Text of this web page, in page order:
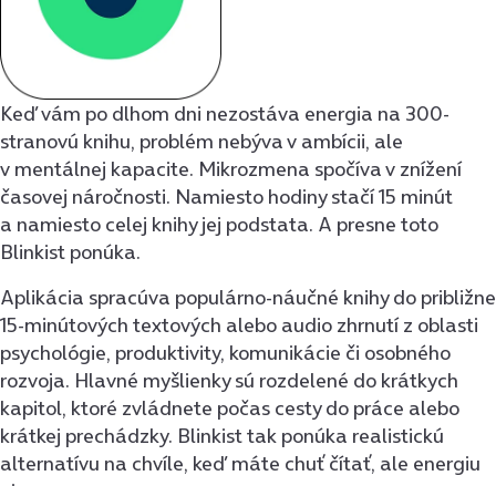
Keď vám po dlhom dni nezostáva energia na 300-
stranovú knihu, problém nebýva v ambícii, ale
v mentálnej kapacite. Mikrozmena spočíva v znížení
časovej náročnosti. Namiesto hodiny stačí 15 minút
a namiesto celej knihy jej podstata. A presne toto
Blinkist ponúka.
Aplikácia spracúva populárno-náučné knihy do približne
15-minútových textových alebo audio zhrnutí z oblasti
psychológie, produktivity, komunikácie či osobného
rozvoja. Hlavné myšlienky sú rozdelené do krátkych
kapitol, ktoré zvládnete počas cesty do práce alebo
krátkej prechádzky. Blinkist tak ponúka realistickú
alternatívu na chvíle, keď máte chuť čítať, ale energiu